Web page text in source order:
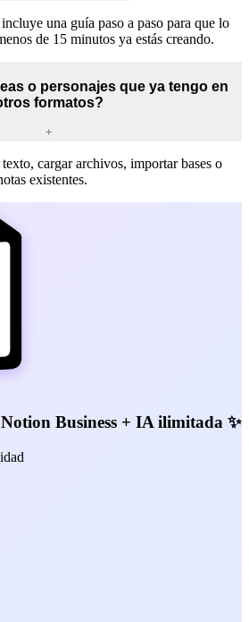
una guía paso a paso para que lo
de 15 minutos ya estás creando.
o personajes que ya tengo en
formatos?
+
cargar archivos, importar bases o
existentes.
Notion Business + IA ilimitada ✨